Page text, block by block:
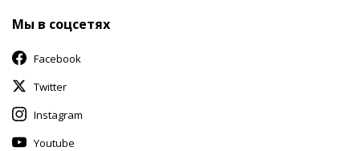
Мы в соцсетях
Facebook
Twitter
Instagram
Youtube